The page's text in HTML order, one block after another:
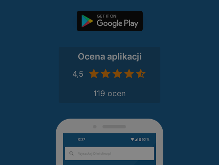
Ocena aplikacji
4,5
119 ocen